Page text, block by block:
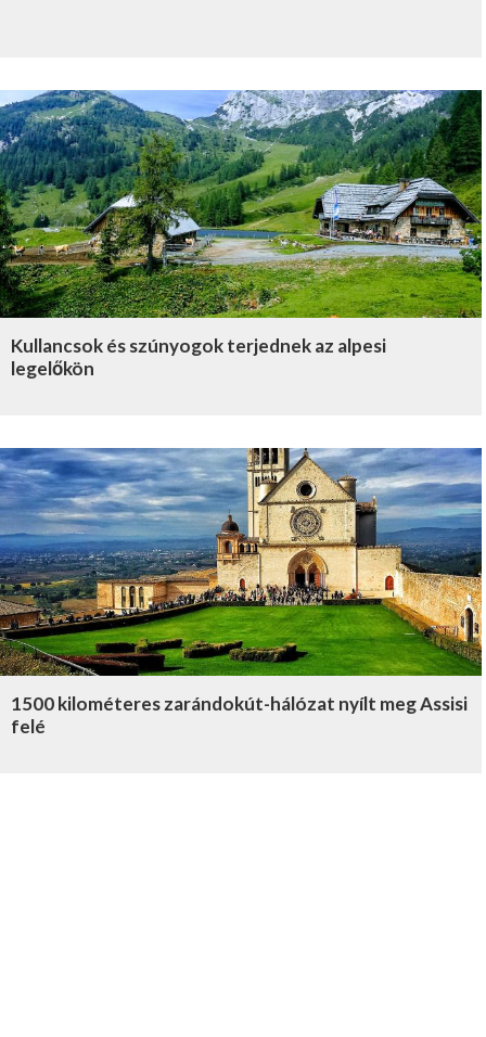
Kullancsok és szúnyogok terjednek az alpesi
legelőkön
1500 kilométeres zarándokút-hálózat nyílt meg Assisi
felé